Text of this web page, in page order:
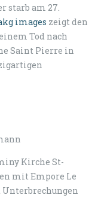
starb am 27.
images zeigt den
Tod nach
Saint Pierre in
Kirche St-
mit Empore Le
Unterbrechungen